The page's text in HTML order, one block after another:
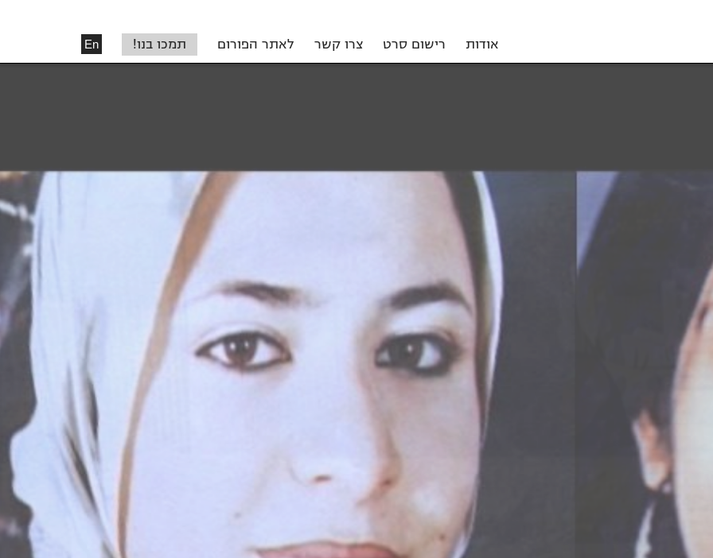
אודות רישום סרט צרו קשר לאתר הפורום תמכו בנו! En